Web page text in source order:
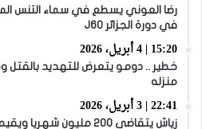
رضا العوني يسطع في سماء التنس
في دورة الجزائر J60
15:20 | 4 أبريل، 2026
خطير .. دومو يتعرض للتهديد بالقتل
منزله
22:41 | 3 أبريل، 2026